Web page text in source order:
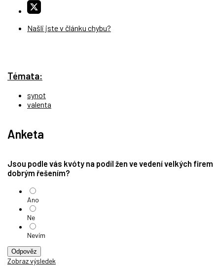
Našli jste v článku chybu?
Témata:
synot
valenta
Anketa
Jsou podle vás kvóty na podíl žen ve vedení velkých firem
dobrým řešením?
Ano
Ne
Nevím
Odpověz
Zobraz výsledek